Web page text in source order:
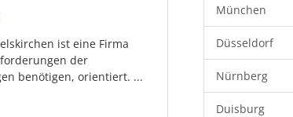
ist eine Firma
der
benötigen, orientiert. ...
München
Düsseldorf
Nürnberg
Duisburg